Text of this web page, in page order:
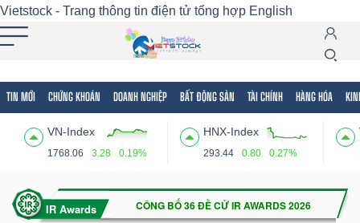
Vietstock - Trang thông tin điện tử tổng hợp English
TIN MỚI CHỨNG KHOÁN DOANH NGHIỆP BẤT ĐỘNG SẢN TÀI CHÍNH HÀNG HÓA
VN-Index
1768.06 3.28 0.19%
HNX-Index
293.44 0.80 0.27%
Tất cả Tính năng Ngành Mã chứng khoán
Tính
(-)